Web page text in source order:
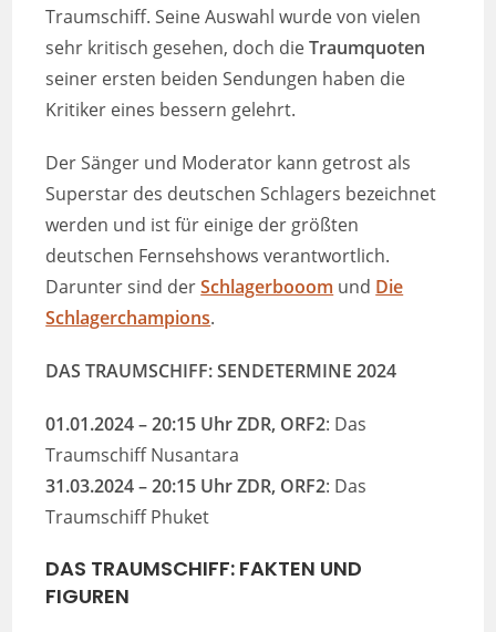
Traumschiff. Seine Auswahl wurde von vielen
sehr kritisch gesehen, doch dieTraumquoten
seiner ersten beiden Sendungen haben die
Kritiker eines bessern gelehrt.
Der Sänger und Moderator kann getrost als
Superstar des deutschen Schlagers bezeichnet
werden und ist für einige der größten
deutschen Fernsehshows verantwortlich.
Darunter sind derSchlagerbooom und Die
Schlagerchampions.
DAS TRAUMSCHIFF: SENDETERMINE 2024
01.01.2024 –20:15 Uhr ZDR, ORF2: Das
Traumschiff Nusantara
31.03.2024 –20:15 Uhr ZDR, ORF2: Das
Traumschiff Phuket
DAS TRAUMSCHIFF: FAKTEN UND
FIGUREN